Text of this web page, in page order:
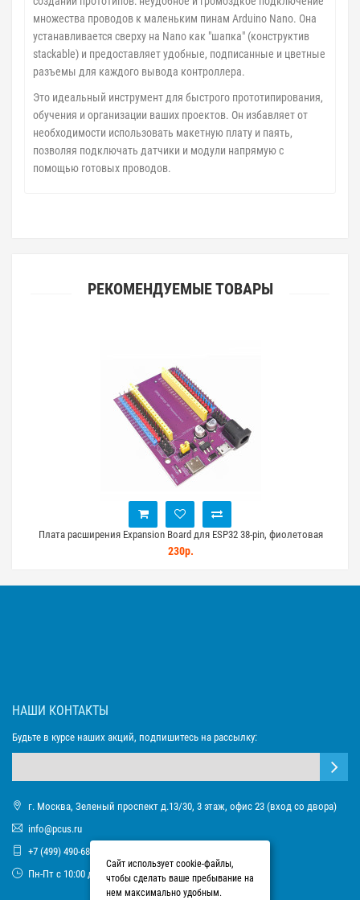
множества проводов к маленьким пинам Arduino Nano. Она
устанавливается сверху на Nano как "шапка" (конструктив
stackable) и предоставляет удобные, подписанные и цветные
разъемы для каждого вывода контроллера.
Это идеальный инструмент для быстрого прототипирования,
обучения и организации ваших проектов. Он избавляет от
необходимости использовать макетную плату и паять,
позволяя подключать датчики и модули напрямую с
помощью готовых проводов.
РЕКОМЕНДУЕМЫЕ ТОВАРЫ
Плата расширения Expansion Board для ESP32 38-pin, фиолетовая
230р.
НАШИ КОНТАКТЫ
Будьте в курсе наших акций, подпишитесь на рассылку:
г. Москва, Зеленый проспект д.13/30, 3 этаж, офис 23 (вход со двора)
info@pcus.ru
+7 (499) 490-68-93
Пн-Пт с 10:00 до 17:00
Сайт использует cookie-файлы,
чтобы сделать ваше пребывание на
нем максимально удобным.